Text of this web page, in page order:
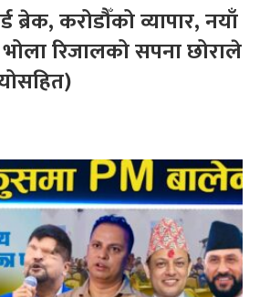
ब्रेक, करोडौँको व्यापार, नयाँ
भोला रिजालको सपना छोराले